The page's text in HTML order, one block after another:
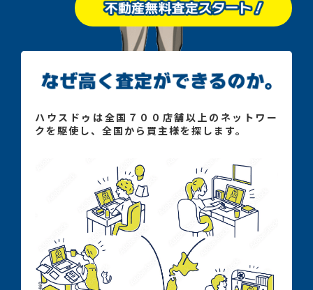
ハウスドゥは全国７００店舗以上のネットワー
クを駆使し、全国から買主様を探します。